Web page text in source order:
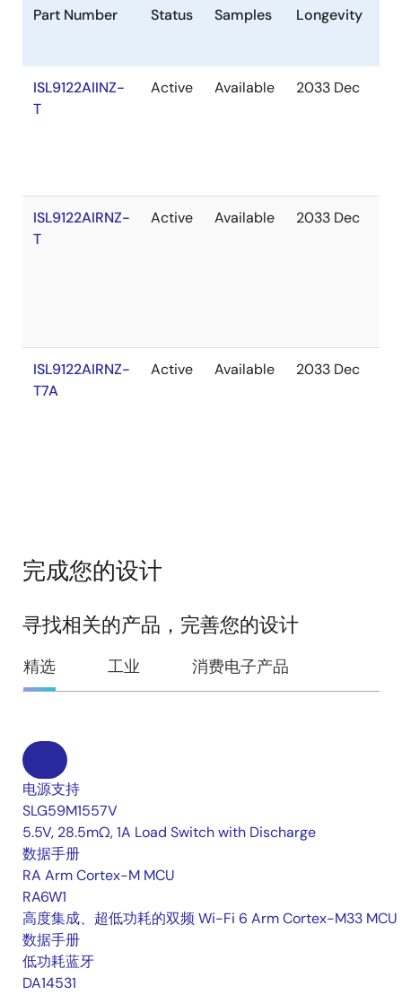
Part Number Status Samples Longevity
ISL9122AIINZ-
T
Active Available 2033 Dec
ISL9122AIRNZ-
T
Active Available 2033 Dec
ISL9122AIRNZ-
T7A
Active Available 2033 Dec
完成您的设计
寻找相关的产品，完善您的设计
精选 工业 消费电子产品
电源支持
SLG59M1557V
5.5V, 28.5mΩ, 1A Load Switch with Discharge
数据手册
RA Arm Cortex-M MCU
RA6W1
高度集成、超低功耗的双频 Wi-Fi 6 Arm Cortex-M33 MCU
数据手册
低功耗蓝牙
DA14531